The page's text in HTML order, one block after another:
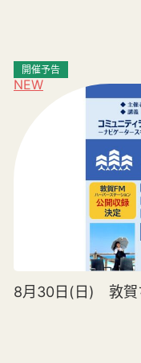
NEW
開催予告
8月30日(日) 敦賀